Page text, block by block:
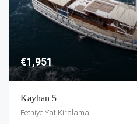
€1,951
Kayhan 5
Fethiye Yat Kiralama